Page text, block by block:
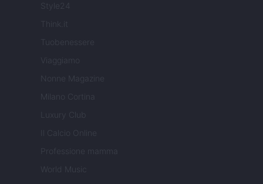
Style24
Think.it
Tuobenessere
Viaggiamo
Nonne Magazine
Milano Cortina
Luxury Club
Il Calcio Online
Professione mamma
World Music